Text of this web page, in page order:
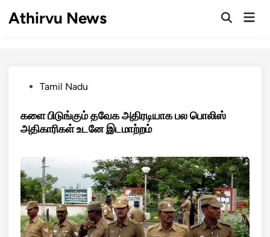
Athirvu News
OpenMain
PostedTamil Nadu
களை பிடுங்கும் தவேக அதிரடியாக பல பொலிஸ்
அதிகாரிகள் உடனே இடமாற்றம்